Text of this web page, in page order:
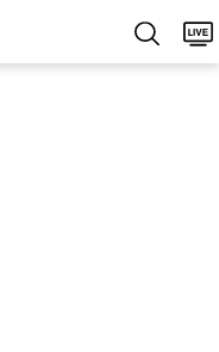
Hukum & Kriminal